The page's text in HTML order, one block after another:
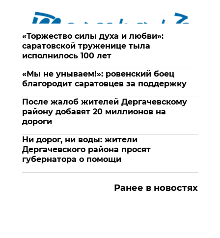
«Торжество силы духа и любви»:
саратовской труженице тыла
исполнилось 100 лет
«Мы не унываем!»: ровенский боец
благородит саратовцев за поддержку
После жалоб жителей Дергачевскому
району добавят 20 миллионов на
дороги
Ни дорог, ни воды: жители
Дергачевского района просят
губернатора о помощи
Ранее в новостях